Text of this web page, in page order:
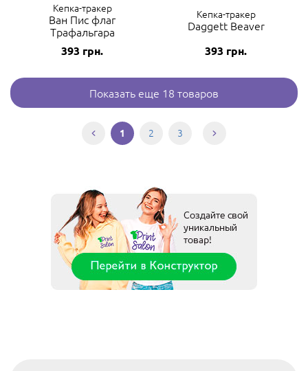
Кепка-тракер
Ван Пис флаг
Трафальгара
393 грн.
Кепка-тракер
Daggett Beaver
393 грн.
Показать еще 18 товаров
1 2 3